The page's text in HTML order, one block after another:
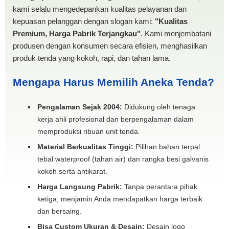
kami selalu mengedepankan kualitas pelayanan dan
kepuasan pelanggan dengan slogan kami: "Kualitas
Premium, Harga Pabrik Terjangkau". Kami menjembatani
produsen dengan konsumen secara efisien, menghasilkan
produk tenda yang kokoh, rapi, dan tahan lama.
Mengapa Harus Memilih Aneka Tenda?
Pengalaman Sejak 2004: Didukung oleh tenaga
kerja ahli profesional dan berpengalaman dalam
memproduksi ribuan unit tenda.
Material Berkualitas Tinggi: Pilihan bahan terpal
tebal waterproof (tahan air) dan rangka besi galvanis
kokoh serta antikarat.
Harga Langsung Pabrik: Tanpa perantara pihak
ketiga, menjamin Anda mendapatkan harga terbaik
dan bersaing.
Bisa Custom Ukuran & Desain: Desain logo